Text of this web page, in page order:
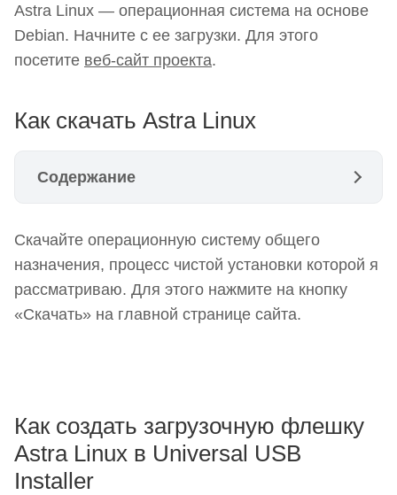
Astra Linux — операционная система на основе
Debian. Начните с ее загрузки. Для этого
посетите веб-сайт проекта.
Как скачать Astra Linux
Содержание
Как создать загрузочную флешку Astra Linux в
Universal USB Installer
Создание загрузочного USB-накопителя Astra
Скачайте операционную систему общего
назначения, процесс чистой установки которой я
рассматриваю. Для этого нажмите на кнопку
«Скачать» на главной странице сайта.
Как создать загрузочную флешку
Astra Linux в Universal USB
Installer